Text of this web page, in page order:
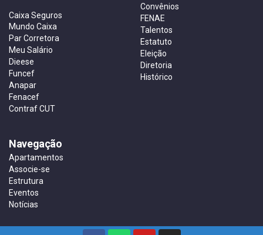
Caixa Seguros
Mundo Caixa
Par Corretora
Meu Salário
Dieese
Funcef
Anapar
Fenacef
Contraf CUT
Convênios
FENAE
Talentos
Estatuto
Eleição
Diretoria
Histórico
Navegação
Apartamentos
Associe-se
Estrutura
Eventos
Notícias